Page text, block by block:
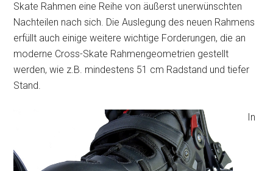
Skate Rahmen eine Reihe von äußerst unerwünschten
Nachteilen nach sich. Die Auslegung des neuen Rahmens
erfüllt auch einige weitere wichtige Forderungen, die an
moderne Cross-Skate Rahmengeometrien gestellt
werden, wie z.B. mindestens 51 cm Radstand und tiefer
Stand.
In